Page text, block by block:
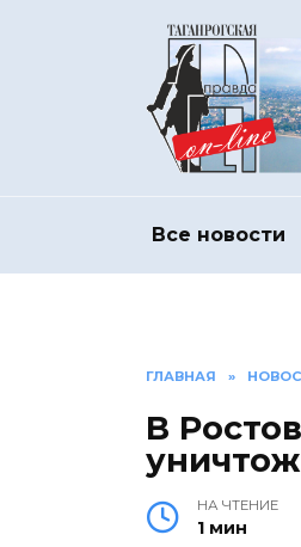
Все новости
ГЛАВНАЯ »
В
НА ЧТЕНИЕ
1 мин